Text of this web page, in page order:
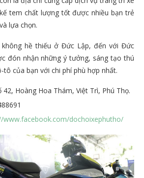
tem chất lượng tốt được nhiều bạn trẻ
lựa chọn.
không hề thiếu ở Đức Lập, đến với Đức
đón nhận những ý tưởng, sáng tạo thú
tô của bạn với chi phí phù hợp nhất.
Hoàng Hoa Thám, Việt Trì, Phú Thọ.
www.facebook.com/dochoixephutho/